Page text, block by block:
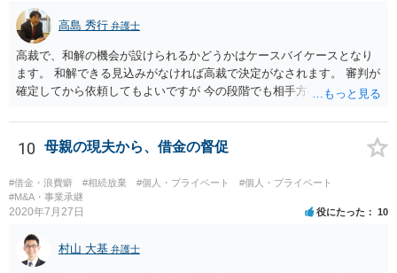
高島 秀行 弁護士
高裁で、和解の機会が設けられるかどうかはケースバイケースとなり
ます。 和解できる見込みがなければ高裁で決定がなされます。 審判が
確定してから依頼してもよいですが 今の段階でも相手方の連絡が迷惑
10 母親の現夫から、借金の督促
#借金・浪費癖 #相続放棄 #個人・プライベート
#個人・プライベート
#M&A・事業承継
2020年7月27日 役にたった 10
村山 大基 弁護士